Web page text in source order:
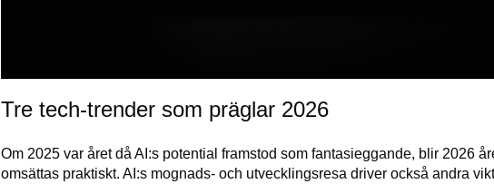
Tre tech-trender som präglar 2026
Om 2025 var året då AI:s potential framstod som fantasieggande, blir 2026
omsättas praktiskt. AI:s mognads- och utvecklingsresa driver också andra